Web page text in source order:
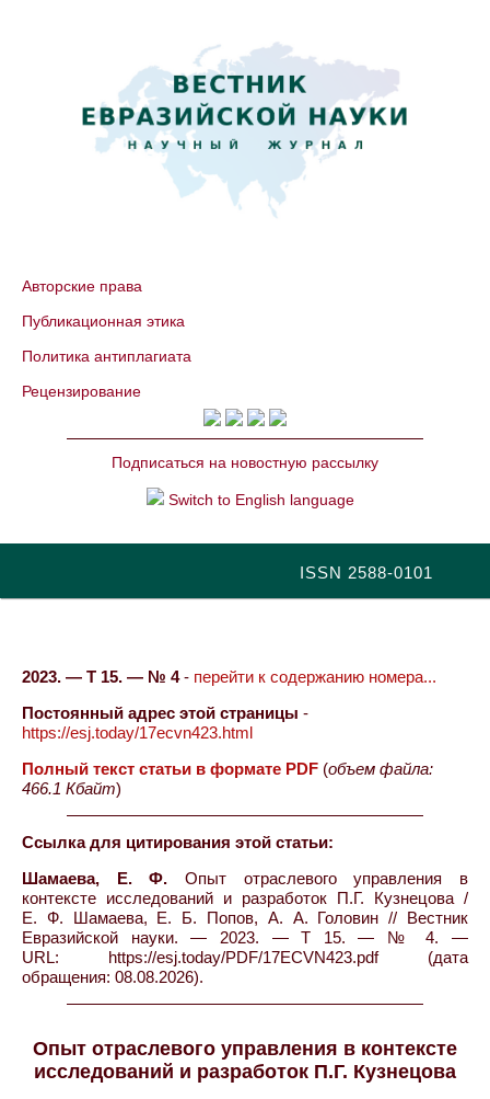
Авторские права
Публикационная этика
Политика антиплагиата
Рецензирование
Подписаться на новостную рассылку
Switch to English language
ISSN 2588-0101
2023. — Т 15. — № 4- перейти к содержанию номера...
Постоянный адрес этой страницы -
https://esj.today/17ecvn423.html
Полный текст статьи в формате PDF (объем файла:
466.1 Кбайт)
Ссылка для цитирования этой статьи:
Шамаева, Е. Ф. Опыт отраслевого управления в
контексте исследований и разработок П.Г. Кузнецова /
Е. Ф. Шамаева, Е. Б. Попов, А. А. Головин // Вестник
Евразийской науки. — 2023. — Т 15. — № 4. —
URL: https://esj.today/PDF/17ECVN423.pdf (дата
обращения: 08.08.2026).
Опыт отраслевого управления в контексте
исследований и разработок П.Г. Кузнецова